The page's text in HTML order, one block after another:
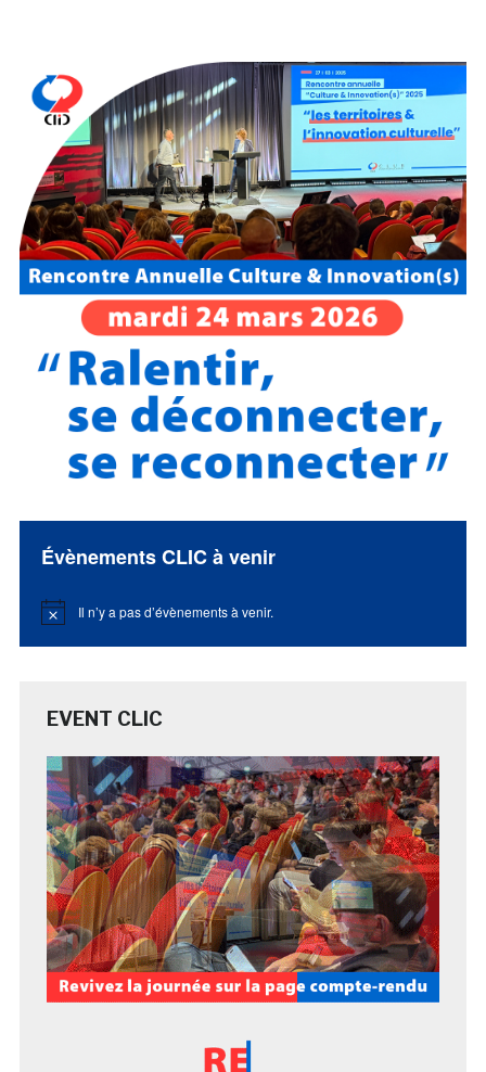
Évènements CLIC à venir
Notice Il n’y a pas d’évènements à venir.
EVENT CLIC